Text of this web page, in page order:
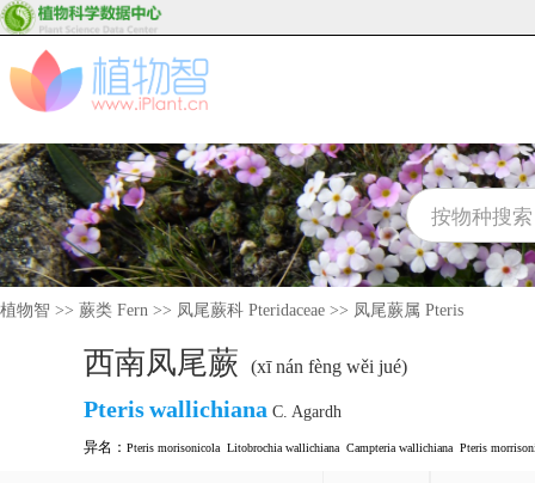
植物智 >> 蕨类 Fern >> 凤尾蕨科 Pteridaceae >> 凤尾蕨属 Pteris
西南凤尾蕨 (xī nán fèng wěi jué)
Pteriswallichiana C. Agardh
异名： Pteris morisonicola Litobrochia wallichiana Campteria wallichiana Pteris